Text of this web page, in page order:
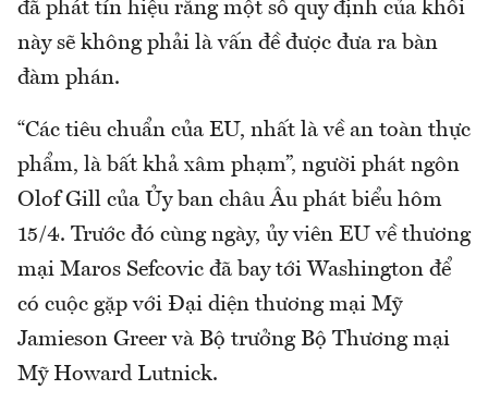
đã phát tín hiệu rằng một số quy định của khối
này sẽ không phải là vấn đề được đưa ra bàn
đàm phán.
“Các tiêu chuẩn của EU, nhất là về an toàn thực
phẩm, là bất khả xâm phạm”, người phát ngôn
Olof Gill của Ủy ban châu Âu phát biểu hôm
15/4. Trước đó cùng ngày, ủy viên EU về thương
mại Maros Sefcovic đã bay tới Washington để
có cuộc gặp với Đại diện thương mại Mỹ
Jamieson Greer và Bộ trưởng Bộ Thương mại
Mỹ Howard Lutnick.